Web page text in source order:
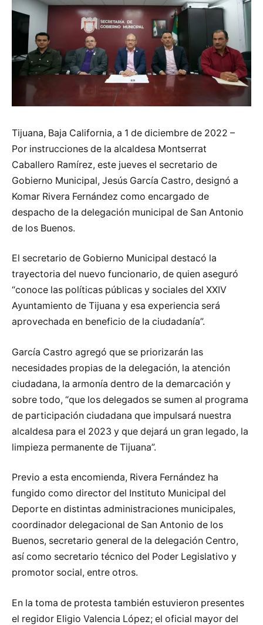
Tijuana, Baja California, a 1 de diciembre de 2022 –
Por instrucciones de la alcaldesa Montserrat
Caballero Ramírez, este jueves el secretario de
Gobierno Municipal, Jesús García Castro, designó a
Komar Rivera Fernández como encargado de
despacho de la delegación municipal de San Antonio
de los Buenos.
El secretario de Gobierno Municipal destacó la
trayectoria del nuevo funcionario, de quien aseguró
“conoce las políticas públicas y sociales del XXIV
Ayuntamiento de Tijuana y esa experiencia será
aprovechada en beneficio de la ciudadanía”.
García Castro agregó que se priorizarán las
necesidades propias de la delegación, la atención
ciudadana, la armonía dentro de la demarcación y
sobre todo, “que los delegados se sumen al programa
de participación ciudadana que impulsará nuestra
alcaldesa para el 2023 y que dejará un gran legado, la
limpieza permanente de Tijuana”.
Previo a esta encomienda, Rivera Fernández ha
fungido como director del Instituto Municipal del
Deporte en distintas administraciones municipales,
coordinador delegacional de San Antonio de los
Buenos, secretario general de la delegación Centro,
así como secretario técnico del Poder Legislativo y
promotor social, entre otros.
En la toma de protesta también estuvieron presentes
el regidor Eligio Valencia López; el oficial mayor del